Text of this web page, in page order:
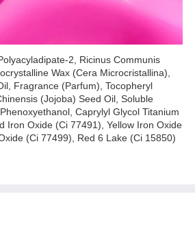
2, Ricinus Communis
Wax (Cera Microcristallina),
Fragrance (Parfum), Tocopheryl
(Jojoba) Seed Oil, Soluble
Caprylyl Glycol Titanium
Iron Oxide (Ci 77491), Yellow Iron Oxide
(Ci 77499), Red 6 Lake (Ci 15850)